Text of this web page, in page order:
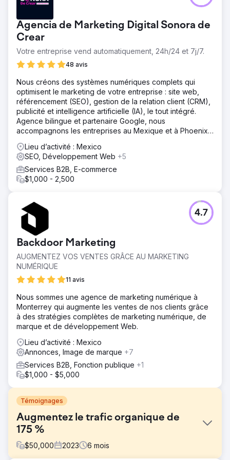
Agencia de Marketing Digital Sonora de
Crear
Votre entreprise vend automatiquement, 24h/24 et 7j/7.
48 avis
Nous créons des systèmes numériques complets qui
optimisent le marketing de votre entreprise : site web,
référencement (SEO), gestion de la relation client (CRM),
publicité et intelligence artificielle (IA), le tout intégré.
Agence bilingue et partenaire Google, nous
accompagnons les entreprises au Mexique et à Phoenix
Lieu d’activité : Mexico
SEO, Développement Web +5
Services B2B, E-commerce
$1,000 - 2,500
Backdoor Marketing
AUGMENTEZ VOS VENTES GRÂCE AU MARKETING
NUMÉRIQUE
11 avis
4.7
Nous sommes une agence de marketing numérique à
Monterrey qui augmente les ventes de nos clients grâce
à des stratégies complètes de marketing numérique, de
marque et de développement Web.
Lieu d’activité : Mexico
Annonces, Image de marque +7
Services B2B, Fonction publique +1
$1,000 - $5,000
Témoignages
Augmentez le trafic organique de
175 %
$50,000 2023 6 mois